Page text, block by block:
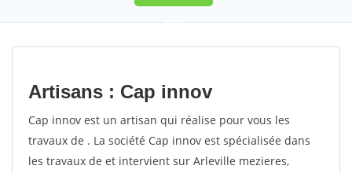
votes
Artisans : Cap innov
Cap innov est un artisan qui réalise pour vous les
travaux de . La société Cap innov est spécialisée dans
les travaux de et intervient sur Arleville mezieres,